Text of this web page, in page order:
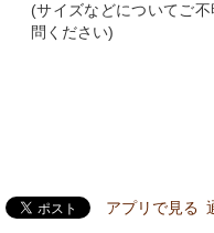
(サイズなどについてご
問ください)
アプリで見る